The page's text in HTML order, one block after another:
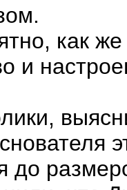
как
и
до